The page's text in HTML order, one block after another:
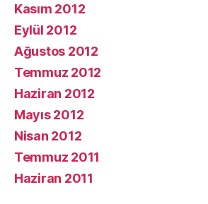
Kasım 2012
Eylül 2012
Ağustos 2012
Temmuz 2012
Haziran 2012
Mayıs 2012
Nisan 2012
Temmuz 2011
Haziran 2011